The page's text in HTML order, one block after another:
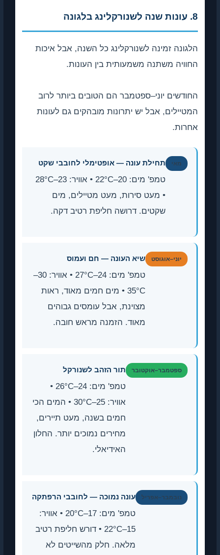
8. עונות שנה לשנורקלינג בלגונה
הלגונה זמינה לשנורקלינג כל השנה, אבל איכות
החוויה משתנה משמעותית בין העונות.
החודשים יוני–ספטמבר הם הטובים ביותר לרוב
המטיילים, אבל יש יתרונות מובהקים גם לעונות
אחרות.
מאי תחילת עונה — אופטימלי לחובבי שקט
טמפ' מים: 20–22°C • אוויר: 23–28°C
• מעט סירות, מעט מטיילים, מים
שקטים. דרושה חליפת רטיב דקה.
יוני–אוגוסט שיא העונה — חם ועמוס
טמפ' מים: 24–27°C • אוויר: 30–
35°C • מים חמים מאוד, ראות
מצוינת, אבל עומסים גבוהים
מאוד. הזמנה מראש חובה.
ספטמבר–אוקטובר תור הזהב לשנורקל
טמפ' מים: 24–26°C •
אוויר: 25–30°C • המים הכי
חמים בשנה, מעט תיירים,
מחירים נמוכים יותר. החלון
האידיאלי.
נובמבר–אפריל עונה נמוכה — לחובבי הרפתקה
טמפ' מים: 17–20°C • אוויר:
15–22°C • דורש חליפת רטיב
מלאה. חלק מהשייטים לא